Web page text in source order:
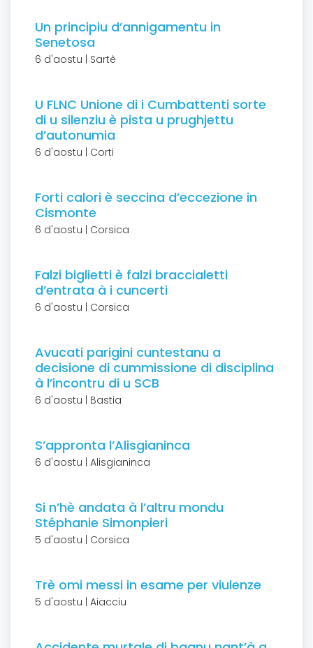
Un principiu d’annigamentu in
Senetosa
6 d'aostu | Sartè
U FLNC Unione di i Cumbattenti sorte
di u silenziu è pista u prughjettu
d’autonumia
6 d'aostu | Corti
Forti calori è seccina d’eccezione in
Cismonte
6 d'aostu | Corsica
Falzi biglietti è falzi braccialetti
d’entrata à i cuncerti
6 d'aostu | Corsica
Avucati parigini cuntestanu a
decisione di cummissione di disciplina
à l’incontru di u SCB
6 d'aostu | Bastia
S’appronta l’Alisgianinca
6 d'aostu | Alisgianinca
Si n’hè andata à l’altru mondu
Stéphanie Simonpieri
5 d'aostu | Corsica
Trè omi messi in esame per viulenze
5 d'aostu | Aiacciu